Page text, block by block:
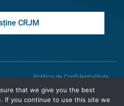
CRJM
Politica de Confidențialitate
rezervate
that we give you the best
If you continue to use this site we